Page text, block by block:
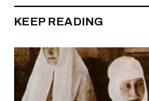
KEEP READING